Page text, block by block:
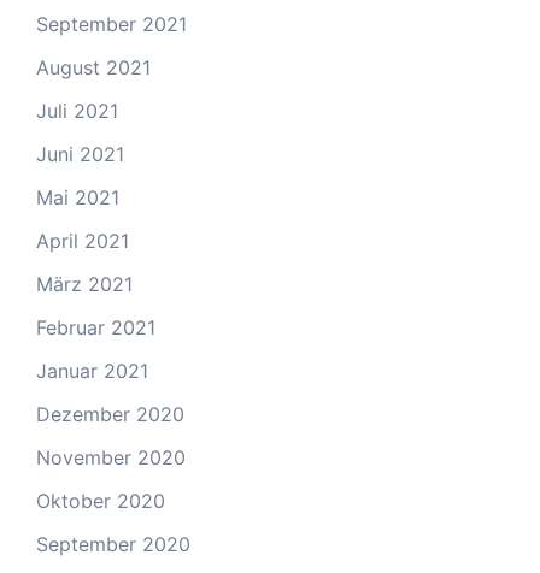
September 2021
August 2021
Juli 2021
Juni 2021
Mai 2021
April 2021
März 2021
Februar 2021
Januar 2021
Dezember 2020
November 2020
Oktober 2020
September 2020